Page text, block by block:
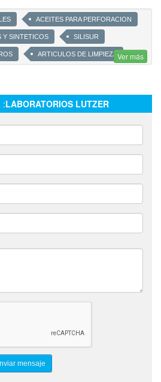
ACEITES PARA PERFORACION
Y SINTETICOS SILISUR
ARTICULOS DE LIMPIEZA Ver más
:LABORATORIOS LUTZER